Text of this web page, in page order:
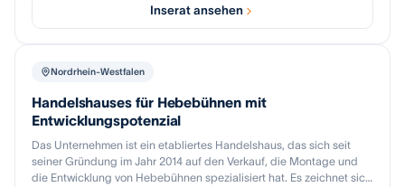
Inserat ansehen
Nordrhein-Westfalen
Handelshauses für Hebebühnen mit
Entwicklungspotenzial
Das Unternehmen ist ein etabliertes Handelshaus, das sich seit
seiner Gründung im Jahr 2014 auf den Verkauf, die Montage und
die Entwicklung von Hebebühnen spezialisiert hat. Es zeichnet sich